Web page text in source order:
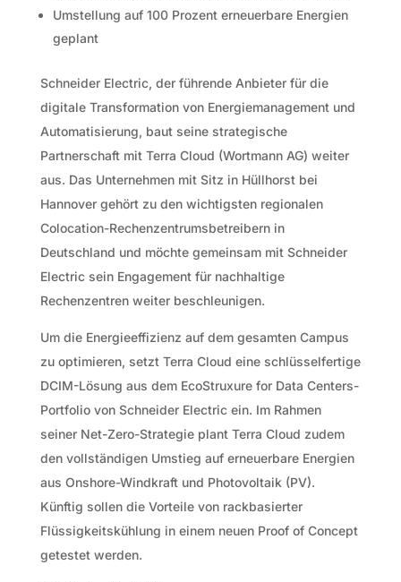
Umstellung auf 100 Prozent erneuerbare Energien
geplant
Schneider Electric, der führende Anbieter für die
digitale Transformation von Energiemanagement und
Automatisierung, baut seine strategische
Partnerschaft mit Terra Cloud (Wortmann AG) weiter
aus. Das Unternehmen mit Sitz in Hüllhorst bei
Hannover gehört zu den wichtigsten regionalen
Colocation-Rechenzentrumsbetreibern in
Deutschland und möchte gemeinsam mit Schneider
Electric sein Engagement für nachhaltige
Rechenzentren weiter beschleunigen.
Um die Energieeffizienz auf dem gesamten Campus
zu optimieren, setzt Terra Cloud eine schlüsselfertige
DCIM-Lösung aus dem EcoStruxure for Data Centers-
Portfolio von Schneider Electric ein. Im Rahmen
seiner Net-Zero-Strategie plant Terra Cloud zudem
den vollständigen Umstieg auf erneuerbare Energien
aus Onshore-Windkraft und Photovoltaik (PV).
Künftig sollen die Vorteile von rackbasierter
Flüssigkeitskühlung in einem neuen Proof of Concept
getestet werden.